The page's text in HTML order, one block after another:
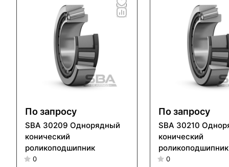
По запросу
SBA 30209 Однорядный
конический
роликоподшипник
0
По запросу
SBA 30210
конический
роликоподшипник
0